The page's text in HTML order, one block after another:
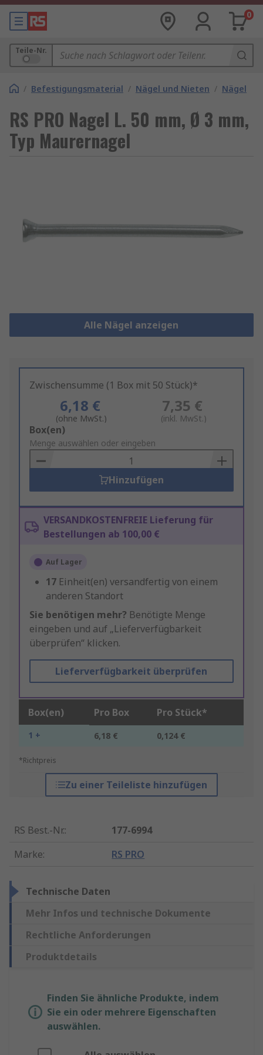
0
Teile-Nr.
/ Befestigungsmaterial / Nägel und Nieten / Nägel
RS PRO Nagel L. 50 mm, Ø 3 mm,
Typ Maurernagel
Alle Nägel anzeigen
Zwischensumme (1 Box mit 50 Stück)*
6,18 €
(ohne MwSt.)
7,35 €
(inkl. MwSt.)
Add
to
Basket
Box(en)
Menge auswählen oder eingeben
Hinzufügen
VERSANDKOSTENFREIE Lieferung für
Bestellungen ab 100,00 €
Auf Lager
17 Einheit(en) versandfertig von einem
anderen Standort
Sie benötigen mehr? Benötigte Menge
eingeben und auf „Lieferverfügbarkeit
überprüfen“ klicken.
Lieferverfügbarkeit überprüfen
Box(en) Pro Box Pro Stück*
1 + 6,18 € 0,124 €
*Richtpreis
Zu einer Teileliste hinzufügen
RS Best.-Nr.:
177-6994
Marke: RS PRO
Technische Daten
Mehr Infos und technische Dokumente
Rechtliche Anforderungen
Produktdetails
Finden Sie ähnliche Produkte, indem
Sie ein oder mehrere Eigenschaften
auswählen.